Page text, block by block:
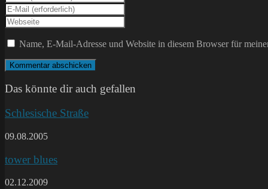
deinen
Namen
oder
Benutzernamen
zum
Kommentieren
ein
Gib
deine
E-
Mail-
Adresse
zum
Kommentieren
ein
Gib
deine
Website-
ein
(optional)
Name, E-Mail-Adresse und Website in diesem Browser für
Das könnte dir auch gefallen
Schlesische Straße
09.08.2005
tower blues
02.12.2009